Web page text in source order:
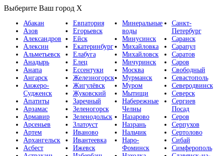
Выберите Ваш город X
Абакан
Азов
Александров
Алексин
Альметьевск
Анадырь
Анапа
Ангарск
Анжеро-
Судженск
Апатиты
Арзамас
Армавир
Арсеньев
Артем
Архангельск
Асбест
Евпатория
Егорьевск
Ейск
Екатеринбург
Елабуга
Елец
Ессентуки
Железногорск
Жигулёвск
Жуковский
Заречный
Зеленогорск
Зеленодольск
Златоуст
Иваново
Ивантеевка
Ижевск
Минеральные
воды
Минусинск
Михайловка
Михайловск
Мичуринск
Москва
Мурманск
Муром
Мытищи
Набережные
Челны
Назарово
Назрань
Нальчик
Наро-
Фоминск
Санкт-
Петербург
Саранск
Сарапул
Саратов
Саров
Свободный
Севастополь
Северодвинск
Северск
Сергиев
Посад
Серов
Серпухов
Сертолово
Сибай
Симферополь